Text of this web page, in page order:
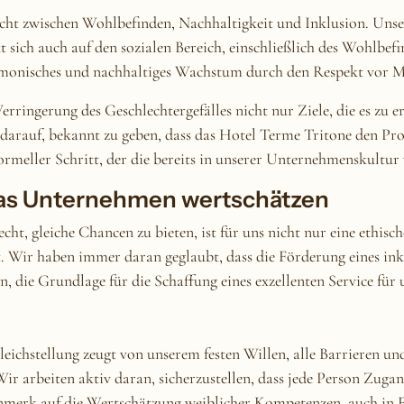
zwischen Wohlbefinden, Nachhaltigkeit und Inklusion.
auch auf den sozialen Bereich, einschließlich des
und nachhaltiges Wachstum durch den Respekt
des Geschlechtergefälles nicht nur Ziele, die es zu
bekannt zu geben, dass das Hotel Terme Tritone den
Schritt, der die bereits in unserer
Unternehmen wertschätzen
gleiche Chancen zu bieten, ist für uns nicht nur eine
Wir haben immer daran geglaubt, dass die Förderung eines
Grundlage für die Schaffung eines exzellenten Service für
zeugt von unserem festen Willen, alle Barrieren
arbeiten aktiv daran, sicherzustellen, dass jede Person